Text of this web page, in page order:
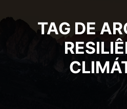
TAG DE